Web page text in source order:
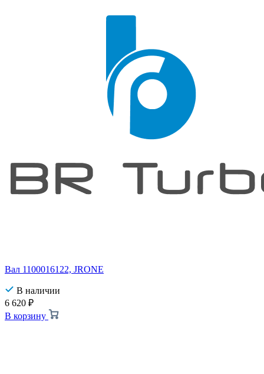
Вал 1100016122, JRONE
В наличии
6 620 ₽
В корзину